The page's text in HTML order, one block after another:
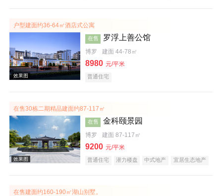
效果图
户型建面约36-64㎡酒店式公寓
在售 罗浮上善公馆
博罗 建面 44-78㎡
8980 元/平米
普通住宅
在售30栋二期精品建面约87-117㎡
在售 金科颐景园
博罗 建面 87-117㎡
9200 元/平米
普通住宅 潜力楼盘 中式地产
宜居生态地产
在售建面约160-190㎡湖山别墅。